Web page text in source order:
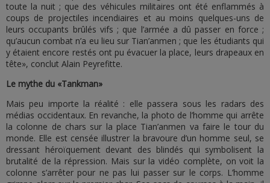
toute la nuit ; que des véhicules militaires ont été enflammés à
coups de projectiles incendiaires et au moins quelques-uns de
leurs occupants brûlés vifs ; que l’armée a dû passer en force ;
qu’aucun combat n’a eu lieu sur Tian’anmen ; que les étudiants qui
y étaient encore restés ont pu évacuer la place, leurs drapeaux en
tête», conclut Alain Peyrefitte.
Le mythe du «Tankman»
Mais peu importe la réalité : elle passera sous les radars des
médias occidentaux. En revanche, la photo de l’homme qui arrête
la colonne de chars sur la place Tian’anmen va faire le tour du
monde. Elle est censée illustrer la bravoure d’un homme seul, se
dressant héroïquement devant des blindés qui symbolisent la
brutalité de la répression. Mais sur la vidéo complète, on voit la
colonne s’arrêter pour ne pas lui passer sur le corps. L’homme